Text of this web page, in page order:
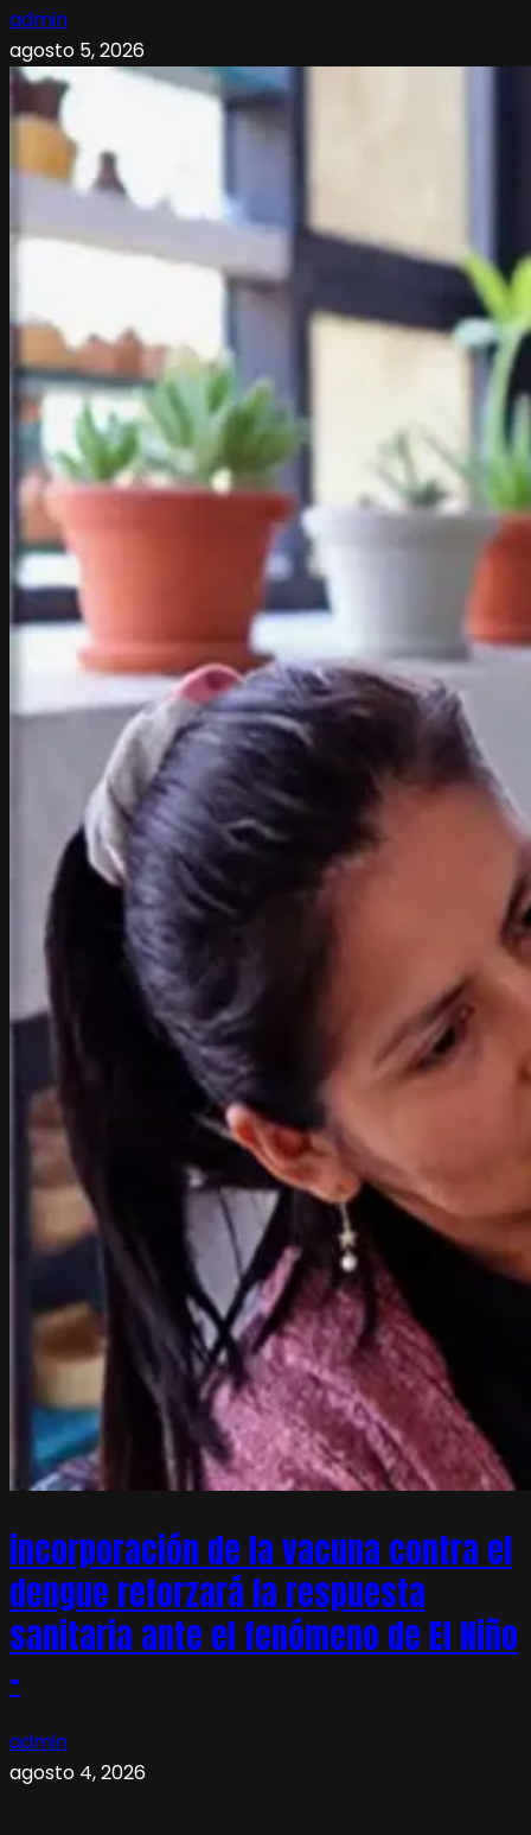
admin
agosto 5, 2026
incorporación de la vacuna contra el
dengue reforzará la respuesta
sanitaria ante el fenómeno de El Niño
–
admin
agosto 4, 2026